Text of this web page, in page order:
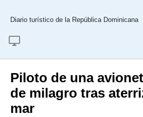
Diario turístico de la República Dominicana
Piloto de una
de milagro tras
mar